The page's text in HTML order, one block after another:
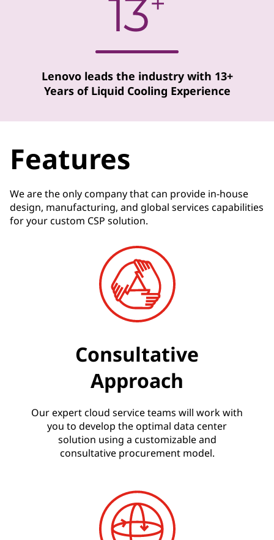
Lenovo leads the industry with 13+
Years of Liquid Cooling Experience
Features
We are the only company that can provide in-house
design, manufacturing, and global services capabilities
for your custom CSP solution.
Consultative
Approach
Our expert cloud service teams will work with
you to develop the optimal data center
solution using a customizable and
consultative procurement model.